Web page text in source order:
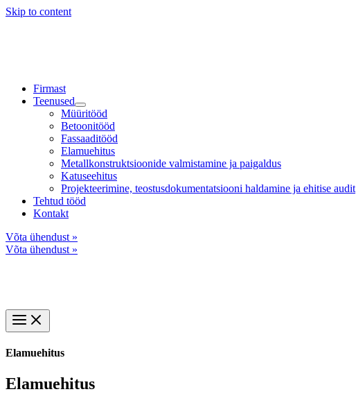
Skip to content
Firmast
Teenused
Müüritööd
Betoonitööd
Fassaaditööd
Elamuehitus
Metallkonstruktsioonide valmistamine ja paigaldus
Katuseehitus
Projekteerimine, teostusdokumentatsiooni haldamine ja ehitise audit
Tehtud tööd
Kontakt
Võta ühendust »
Võta ühendust »
Elamuehitus
Elamuehitus